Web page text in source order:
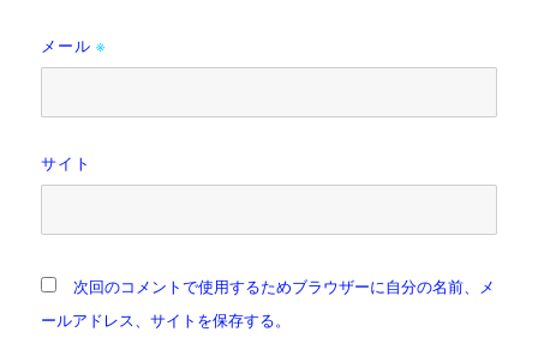
メール※
サイト
次回のコメントで使用するためブラウザーに自分の名前、メ
ールアドレス、サイトを保存する。